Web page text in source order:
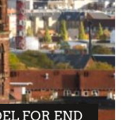
FOR END